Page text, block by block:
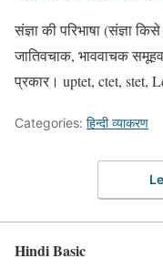
संज्ञा की परिभाषा (संज्ञा
जातिवचाक, भाववाचक
प्रकार। uptet, ctet, stet,
Categories: हिन्दी व्याकरण
Hindi Basic